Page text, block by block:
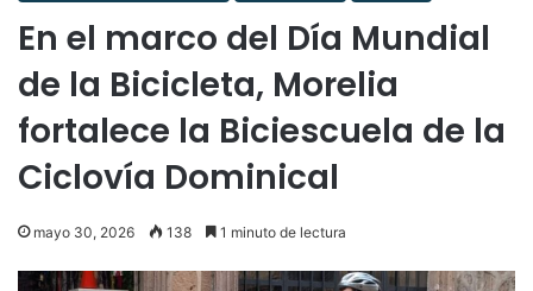
En el marco del Día Mundial
de la Bicicleta, Morelia
fortalece la Biciescuela de la
Ciclovía Dominical
mayo 30, 2026 138 1 minuto de lectura